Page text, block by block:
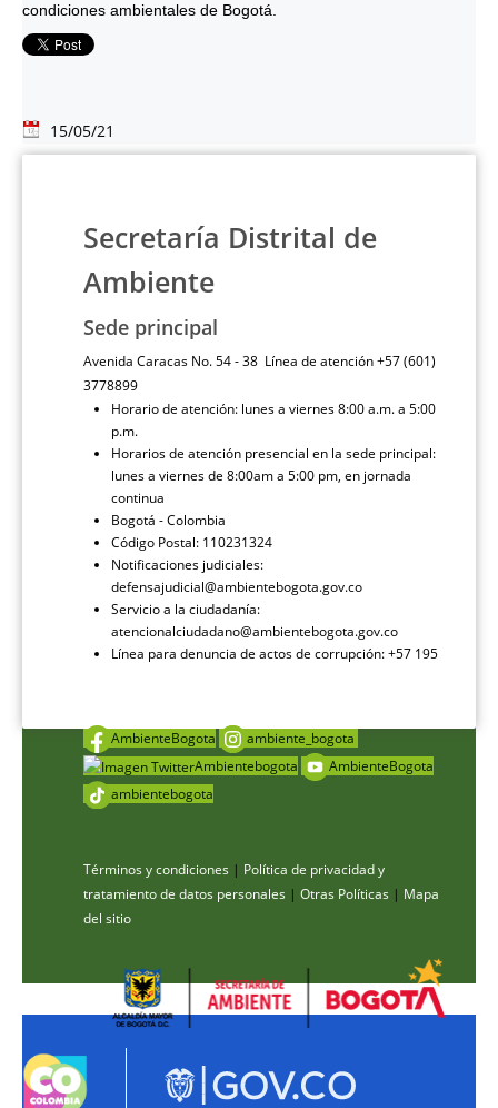
condiciones ambientales de Bogotá.
15/05/21
Secretaría Distrital de
Ambiente
Sede principal
Avenida Caracas No. 54 - 38 Línea de atención +57 (601)
3778899
Horario de atención: lunes a viernes 8:00 a.m. a 5:00
p.m.
Horarios de atención presencial en la sede principal:
lunes a viernes de 8:00am a 5:00 pm, en jornada
continua
Bogotá - Colombia
Código Postal: 110231324
Notificaciones judiciales:
defensajudicial@ambientebogota.gov.co
Servicio a la ciudadanía:
atencionalciudadano@ambientebogota.gov.co
Línea para denuncia de actos de corrupción: +57 195
AmbienteBogota
ambiente_bogota
Ambientebogota
AmbienteBogota
ambientebogota
Términos y condiciones | Política de privacidad y
tratamiento de datos personales | Otras Políticas | Mapa
del sitio